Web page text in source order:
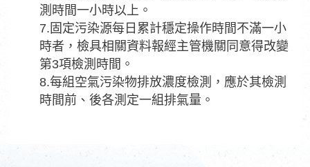
測時間一小時以上。
7.固定污染源每日累計穩定操作時間不滿一小
時者，檢具相關資料報經主管機關同意得改變
第3項檢測時間。
8.每組空氣污染物排放濃度檢測，應於其檢測
時間前、後各測定一組排氣量。